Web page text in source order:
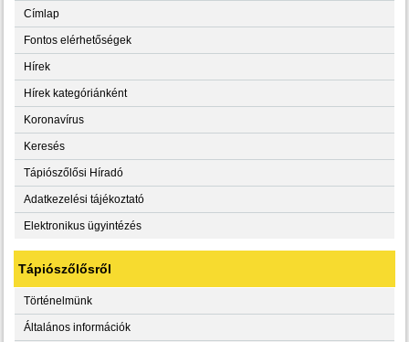
Címlap
Fontos elérhetőségek
Hírek
Hírek kategóriánként
Koronavírus
Keresés
Tápiószőlősi Híradó
Adatkezelési tájékoztató
Elektronikus ügyintézés
Tápiószőlősről
Történelmünk
Általános információk